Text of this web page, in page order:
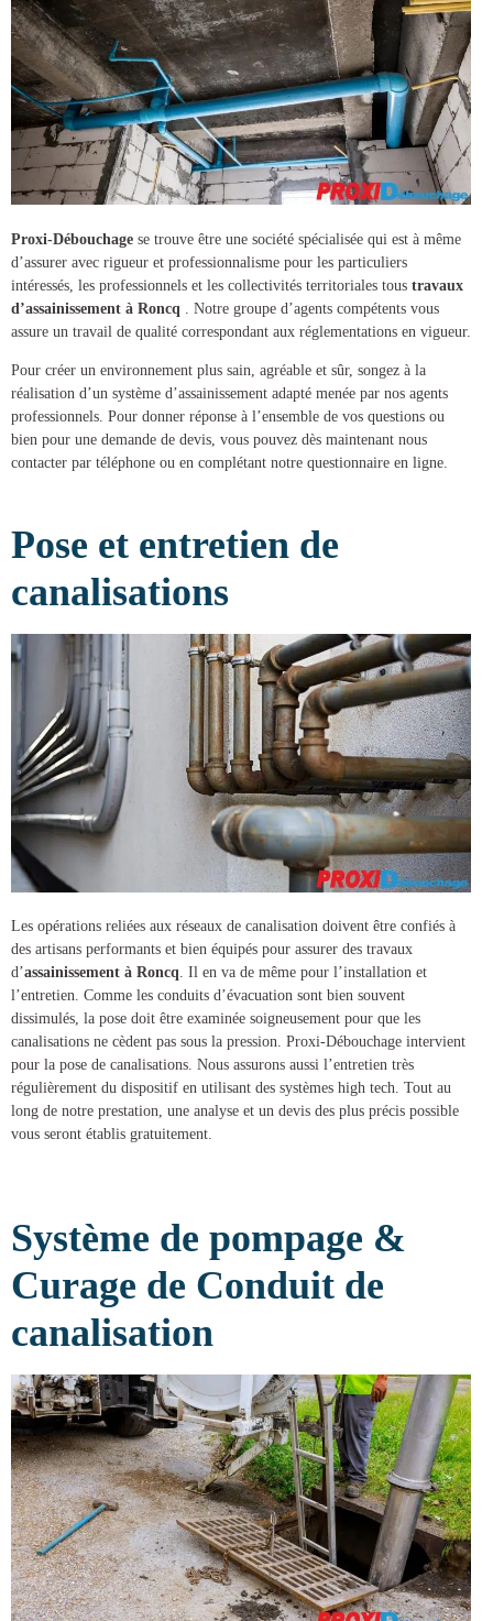
Proxi-Débouchage se trouve être une société spécialisée qui est à même
d’assurer avec rigueur et professionnalisme pour les particuliers
intéressés, les professionnels et les collectivités territoriales tous travaux
d’assainissement à Roncq
. Notre groupe d’agents compétents vous
assure un travail de qualité correspondant aux réglementations en vigueur.
Pour créer un environnement plus sain, agréable et sûr, songez à la
réalisation d’un système d’assainissement adapté menée par nos agents
professionnels. Pour donner réponse à l’ensemble de vos questions ou
bien pour une demande de devis, vous pouvez dès maintenant nous
contacter par téléphone ou en complétant notre questionnaire en ligne.
Pose et entretien de
canalisations
Les opérations reliées aux réseaux de canalisation doivent être confiés à
des artisans performants et bien équipés pour assurer des travaux
d’assainissement à Roncq. Il en va de même pour l’installation et
l’entretien. Comme les conduits d’évacuation sont bien souvent
dissimulés, la pose doit être examinée soigneusement pour que les
canalisations ne cèdent pas sous la pression. Proxi-Débouchage intervient
pour la pose de canalisations. Nous assurons aussi l’entretien très
régulièrement du dispositif en utilisant des systèmes high tech. Tout au
long de notre prestation, une analyse et un devis des plus précis possible
vous seront établis gratuitement.
Système de pompage &
Curage de Conduit de
canalisation